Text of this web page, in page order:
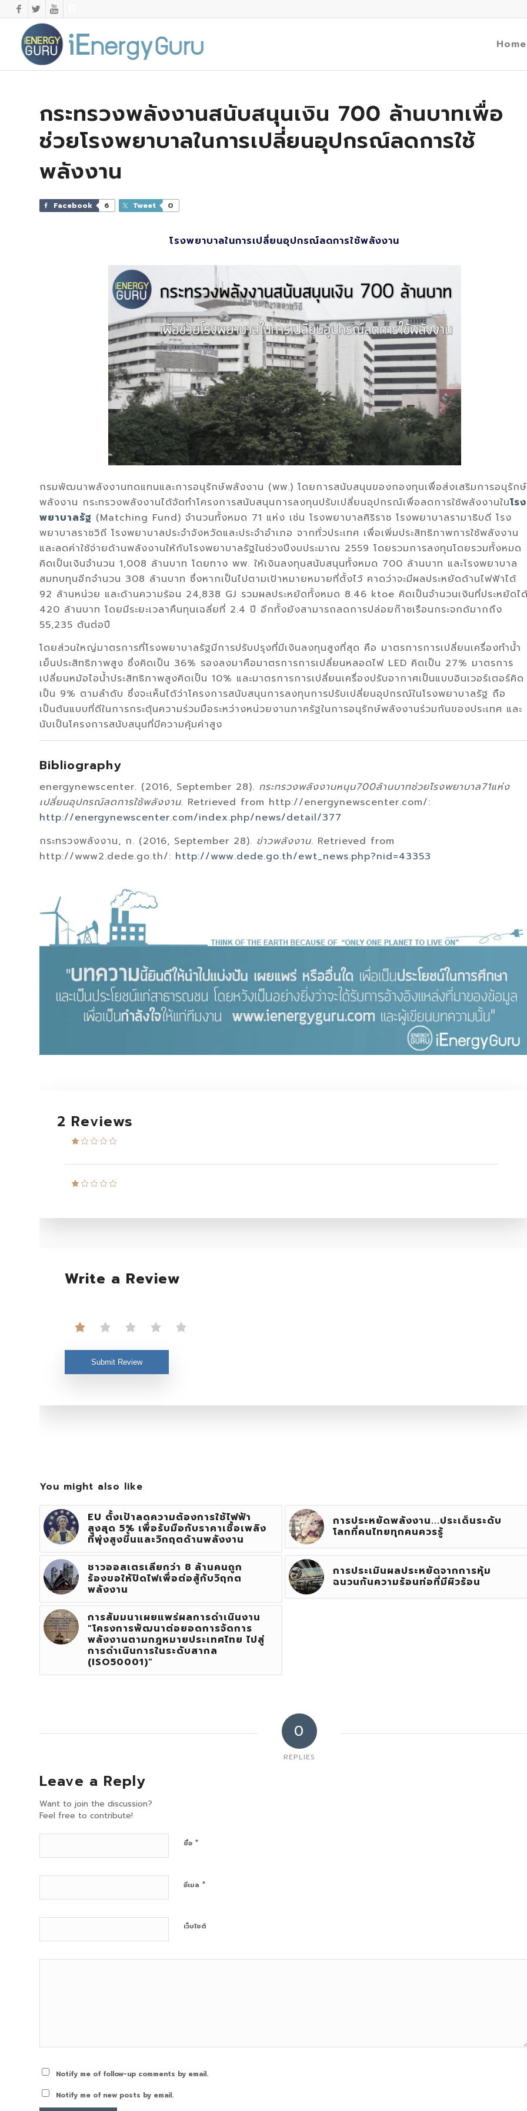
Home
กระทรวงพลังงานสนับสนุนเงิน 700 ล้านบาทเพื่อ
ช่วยโรงพยาบาลในการเปลี่ยนอุปกรณ์ลดการใช้
พลังงาน
Facebook 6 Tweet 0
โรงพยาบาลในการเปลี่ยนอุปกรณ์ลดการใช้พลังงาน
กรมพัฒนาพลังงานทดแทนและการอนุรักษ์พลังงาน (พพ.) โดยการสนับสนุนของกองทุนเพื่อส่งเสริมการอนุรักษ์
พลังงาน กระทรวงพลังงานได้จัดทำโครงการสนับสนุนการลงทุนปรับเปลี่ยนอุปกรณ์เพื่อลดการใช้พลังงานในโรง
พยาบาลรัฐ (Matching Fund) จำนวนทั้งหมด 71 แห่ง เช่น โรงพยาบาลศิริราช โรงพยาบาลรามาธิบดี โรง
พยาบาลราชวิถี โรงพยาบาลประจำจังหวัดและประจำอำเภอ จากทั่วประเทศ เพื่อเพิ่มประสิทธิภาพการใช้พลังงาน
และลดค่าใช้จ่ายด้านพลังงานให้กับโรงพยาบาลรัฐในช่วงปีงบประมาณ 2559 โดยรวมการลงทุนโดยรวมทั้งหมด
คิดเป็นเงินจำนวน 1,008 ล้านบาท โดยทาง พพ. ให้เงินลงทุนสนับสนุนทั้งหมด 700 ล้านบาท และโรงพยาบาล
สมทบทุนอีกจำนวน 308 ล้านบาท ซึ่งหากเป็นไปตามเป้าหมายหมายที่ตั้งไว้ คาดว่าจะมีผลประหยัดด้านไฟฟ้าได้
92 ล้านหน่วย และด้านความร้อน 24,838 GJ รวมผลประหยัดทั้งหมด 8.46 ktoe คิดเป็นจำนวนเงินที่ประหยัดไ
420 ล้านบาท โดยมีระยะเวลาคืนทุนเฉลี่ยที่ 2.4 ปี อีกทั้งยังสามารถลดการปล่อยก๊าซเรือนกระจกด้มากถึง
55,235 ตันต่อปี
โดยส่วนใหญ่มาตรการที่โรงพยาบาลรัฐมีการปรับปรุงที่มีเงินลงทุนสูงที่สุด คือ มาตรการการเปลี่ยนเครื่องทำน้ำ
เย็นประสิทธิภาพสูง ซึ่งคิดเป็น 36% รองลงมาคือมาตรการการเปลี่ยนหลอดไฟ LED คิดเป็น 27% มาตรการ
เปลี่ยนหม้อไอน้ำประสิทธิภาพสูงคิดเป็น 10% และมาตรการการเปลี่ยนเครื่องปรับอากาศเป็นแบบอินเวอร์เตอร์คิด
เป็น 9% ตามลำดับ ซึ่งจะเห็นได้ว่าโครงการสนับสนุนการลงทุนการปรับเปลี่ยนอุปกรณ์ในโรงพยาบาลรัฐ ถือ
เป็นต้นแบบที่ดีในการกระตุ้นความร่วมมือระหว่างหน่วยงานภาครัฐในการอนุรักษ์พลังงานร่วมกันของประเทศ และ
นับเป็นโครงการสนับสนุนที่มีความคุ้มค่าสูง
Bibliography
energynewscenter. (2016, September 28). กระทรวงพลังงานหนุน700ล้านบาทช่วยโรงพยาบาล71แห่ง
เปลี่ยนอุปกรณ์ลดการใช้พลังงาน. Retrieved from http://energynewscenter.com/:
http://energynewscenter.com/index.php/news/detail/377
กระทรวงพลังงาน, ก. (2016, September 28). ข่าวพลังงาน. Retrieved from
http://www2.dede.go.th/: http://www.dede.go.th/ewt_news.php?nid=43353
2 Reviews
Write a Review
Submit Review
You might also like
EU ตั้งเป้าลดความต้องการใช้ไฟฟ้า
สูงสุด 5% เพื่อรับมือกับราคาเชื้อเพลิง
ที่พุ่งสูงขึ้นและวิกฤตด้านพลังงาน
การประหยัดพลังงาน...ประเด็นระดับ
โลกที่คนไทยทุกคนควรรู้
ชาวออสเตรเลียกว่า 8 ล้านคนถูก
ร้องขอให้ปิดไฟเพื่อต่อสู้กับวิฤกต
พลังงาน
การประเมินผลประหยัดจากการหุ้ม
ฉนวนกันความร้อนท่อที่มีผิวร้อน
การสัมมนาเผยแพร่ผลการดำเนินงาน
"โครงการพัฒนาต่อยอดการจัดการ
พลังงานตามกฎหมายประเทศไทย ไปสู่
การดำเนินการในระดับสากล
(ISO50001)"
0
REPLIES
Leave a Reply
Want to join the discussion?
Feel free to contribute!
ชื่อ *
อีเมล *
เว็บไซต์
Notify me of follow-up comments by email.
Notify me of new posts by email.